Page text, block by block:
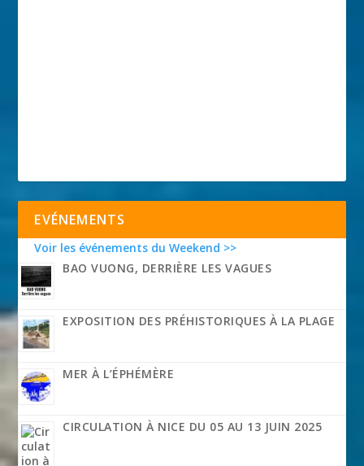
EVÉNEMENTS
Voir les événements du Weekend >>
BAO VUONG, DERRIÈRE LES VAGUES
EXPOSITION DES PRÉHISTORIQUES À LA PLAGE
MER À L’ÉPHÉMÈRE
CIRCULATION À NICE DU 05 AU 13 JUIN 2025